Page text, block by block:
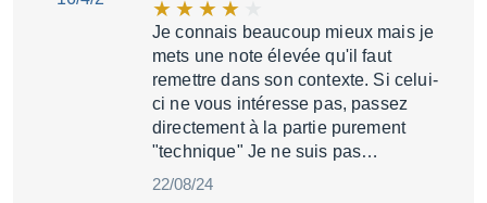
Je connais beaucoup mieux mais je
mets une note élevée qu'il faut
remettre dans son contexte. Si celui-
ci ne vous intéresse pas, passez
directement à la partie purement
"technique" Je ne suis pas…
22/08/24